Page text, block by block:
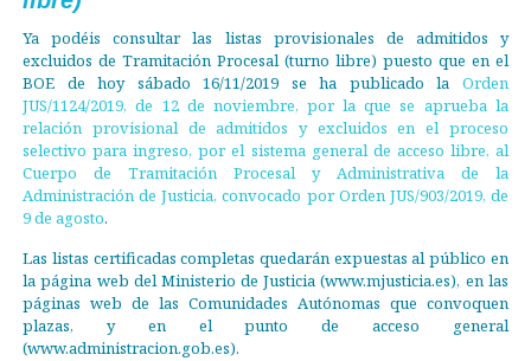
Ya podéis consultar las listas provisionales de admitidos y
excluidos de Tramitación Procesal (turno libre) puesto que en el
BOE de hoy sábado 16/11/2019 se ha publicado la Orden
JUS/1124/2019, de 12 de noviembre, por la que se aprueba la
relación provisional de admitidos y excluidos en el proceso
selectivo para ingreso, por el sistema general de acceso libre, al
Cuerpo de Tramitación Procesal y Administrativa de la
Administración de Justicia, convocado por Orden JUS/903/2019, de
9 de agosto.
Las listas certificadas completas quedarán expuestas al público en
la página web del Ministerio de Justicia (www.mjusticia.es), en las
páginas web de las Comunidades Autónomas que convoquen
plazas, y en el punto de acceso general
(www.administracion.gob.es).